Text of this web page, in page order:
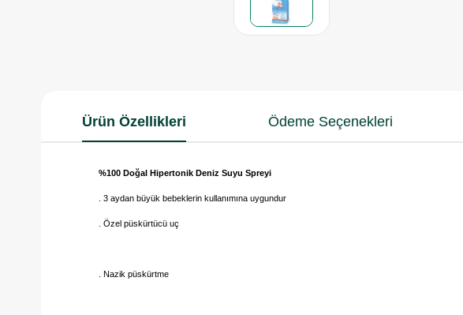
Ürün Özellikleri Ödeme Seçenekleri
%100 Doğal Hipertonik Deniz Suyu Spreyi
. 3 aydan büyük bebeklerin kullanımına uygundur
. Özel püskürtücü uç
. Nazik püskürtme